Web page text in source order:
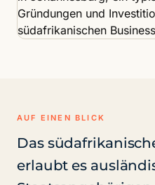
AUF EINEN BLICK
Das
erlaubt es